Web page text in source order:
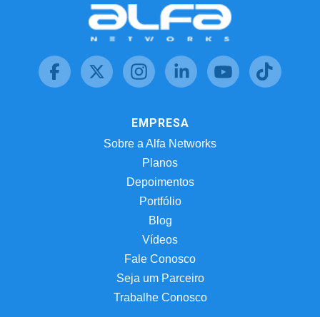
EMPRESA
Sobre a Alfa Networks
Planos
Depoimentos
Portfólio
Blog
Vídeos
Fale Conosco
Seja um Parceiro
Trabalhe Conosco